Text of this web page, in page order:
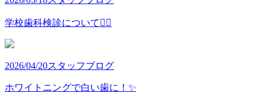
学校歯科検診について👩‍⚕️
2026/04/20スタッフブログ
ホワイトニングで白い歯に！✨